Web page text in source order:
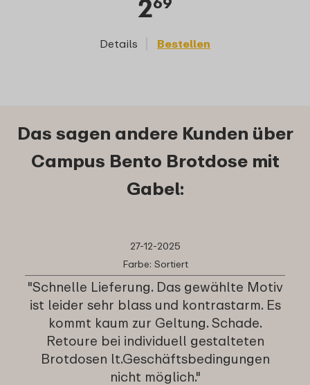
2
Details Bestellen
Das sagen andere Kunden über
Campus Bento Brotdose mit
Gabel:
27-12-2025
Farbe: Sortiert
"Schnelle Lieferung. Das gewählte Motiv
ist leider sehr blass und kontrastarm. Es
kommt kaum zur Geltung. Schade.
Retoure bei individuell gestalteten
Brotdosen lt.Geschäftsbedingungen
nicht möglich."